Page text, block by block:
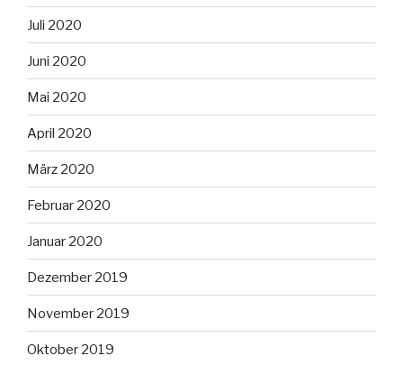
Juli 2020
Juni 2020
Mai 2020
April 2020
März 2020
Februar 2020
Januar 2020
Dezember 2019
November 2019
Oktober 2019